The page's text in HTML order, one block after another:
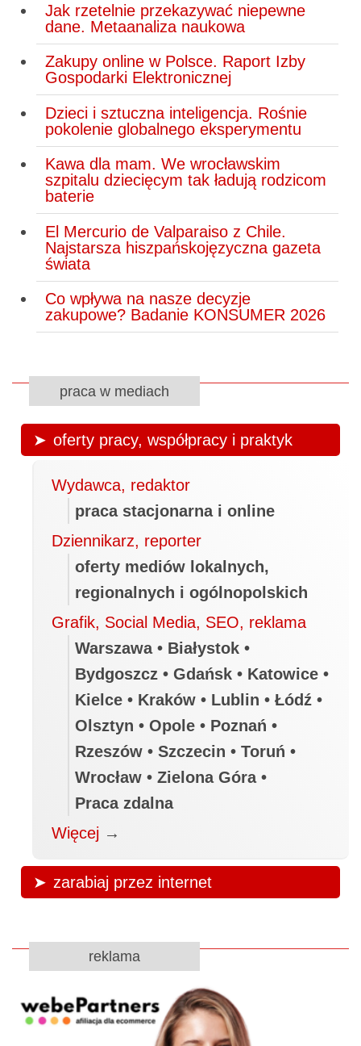
Jak rzetelnie przekazywać niepewne
dane. Metaanaliza naukowa
Zakupy online w Polsce. Raport Izby
Gospodarki Elektronicznej
Dzieci i sztuczna inteligencja. Rośnie
pokolenie globalnego eksperymentu
Kawa dla mam. We wrocławskim
szpitalu dziecięcym tak ładują rodzicom
baterie
El Mercurio de Valparaiso z Chile.
Najstarsza hiszpańskojęzyczna gazeta
świata
Co wpływa na nasze decyzje
zakupowe? Badanie KONSUMER 2026
praca w mediach
oferty pracy, współpracy i praktyk
Wydawca, redaktor
praca stacjonarna i online
Dziennikarz, reporter
oferty mediów lokalnych,
regionalnych i ogólnopolskich
Grafik, Social Media, SEO, reklama
Warszawa • Białystok •
Bydgoszcz • Gdańsk • Katowice •
Kielce • Kraków • Lublin • Łódź •
Olsztyn • Opole • Poznań •
Rzeszów • Szczecin • Toruń •
Wrocław • Zielona Góra •
Praca zdalna
Więcej →
zarabiaj przez internet
reklama